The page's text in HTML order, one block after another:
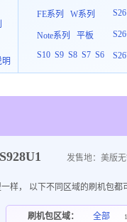
FE系列 W系列
Note系列
平板
S10 S9 S8 S7 S6
S26
发售地：美版
一样， 以下不同区域的刷机包
刷机包区域： 全部